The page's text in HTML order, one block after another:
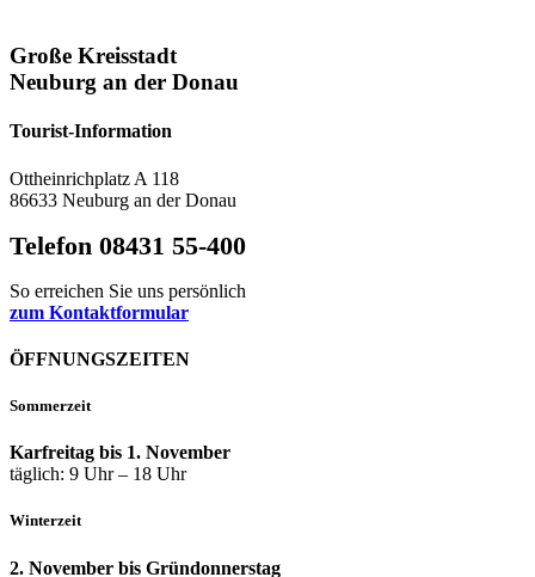
Große Kreisstadt
Neuburg an der Donau
Tourist-Information
Ottheinrichplatz A 118
86633 Neuburg an der Donau
Telefon 08431 55-400
So erreichen Sie uns persönlich
zum Kontaktformular
ÖFFNUNGSZEITEN
Sommerzeit
Karfreitag bis 1. November
täglich: 9 Uhr – 18 Uhr
Winterzeit
2. November bis Gründonnerstag